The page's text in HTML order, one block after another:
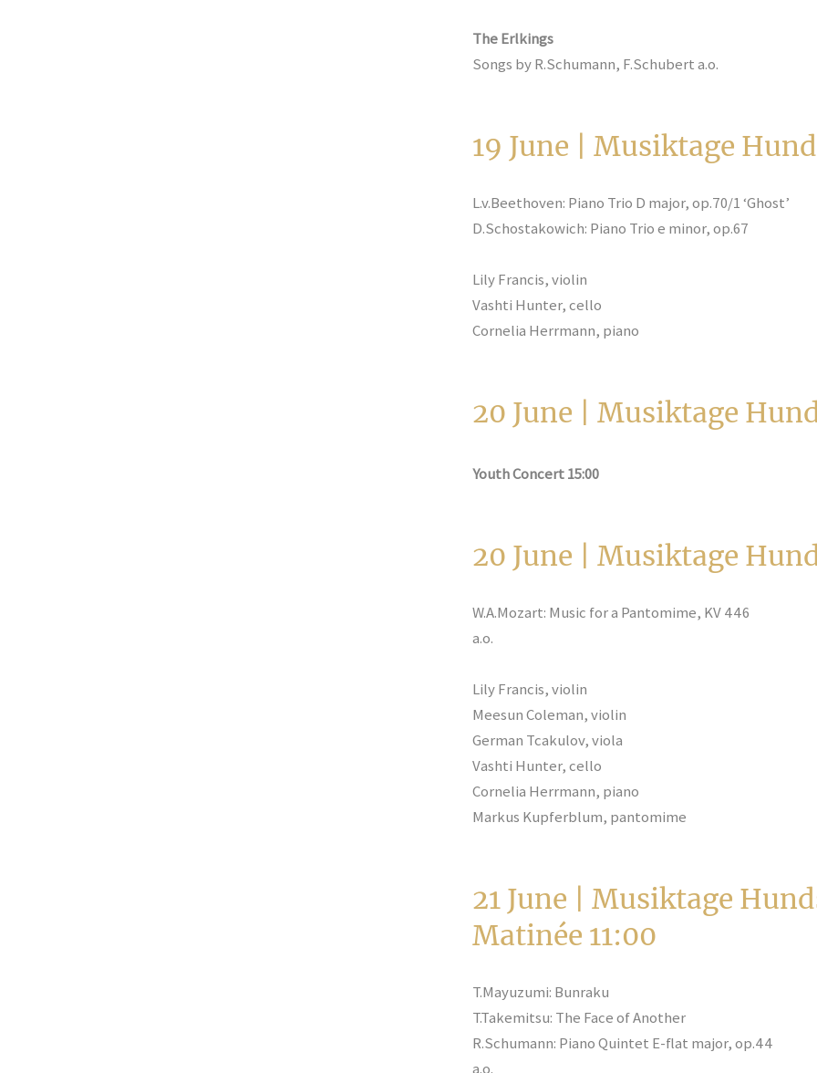
The Erlkings
Songs by R.Schumann, F.Schubert a.o.
19 June | Musiktage Hu
L.v.Beethoven: Piano Trio D major, op.70/1 ‘Ghost’
D.Schostakowich: Piano Trio e minor, op.67
Lily Francis, violin
Vashti Hunter, cello
Cornelia Herrmann, piano
20 June | Musiktage
Youth Concert 15:00
20 June | Musiktage
W.A.Mozart: Music for a Pantomime, KV 446
a.o.
Lily Francis, violin
Meesun Coleman, violin
German Tcakulov, viola
Vashti Hunter, cello
Cornelia Herrmann, piano
Markus Kupferblum, pantomime
21 June | Musiktage
Matinée 11:00
T.Mayuzumi: Bunraku
T.Takemitsu: The Face of Another
R.Schumann: Piano Quintet E-flat major, op.44
a.o.